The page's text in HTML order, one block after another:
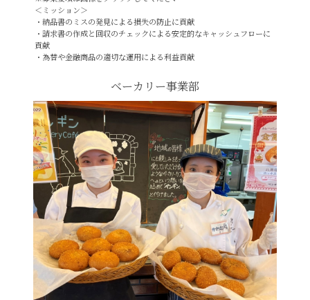
＜ミッション＞
・納品書のミスの発見による損失の防止に貢献
・請求書の作成と回収のチェックによる安定的なキャッシュフローに
貢献
・為替や金融商品の適切な運用による利益貢献
ベーカリー事業部